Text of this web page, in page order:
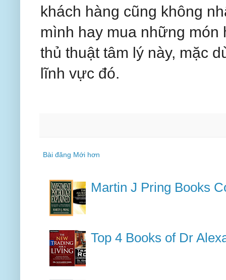
khách hàng cũng không
mình hay mua những
thủ thuật tâm lý này, mặc
lĩnh vực đó.
Bài đăng Mới hơn
Martin J Pring Books
Top 4 Books of Dr